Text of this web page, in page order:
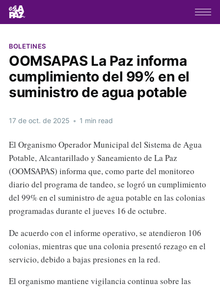
BOLETINES
OOMSAPAS La Paz informa
cumplimiento del 99% en el
suministro de agua potable
17 de oct. de 2025 • 1 min read
El Organismo Operador Municipal del Sistema de Agua
Potable, Alcantarillado y Saneamiento de La Paz
(OOMSAPAS) informa que, como parte del monitoreo
diario del programa de tandeo, se logró un cumplimiento
del 99% en el suministro de agua potable en las colonias
programadas durante el jueves 16 de octubre.
De acuerdo con el informe operativo, se atendieron 106
colonias, mientras que una colonia presentó rezago en el
servicio, debido a bajas presiones en la red.
El organismo mantiene vigilancia continua sobre las